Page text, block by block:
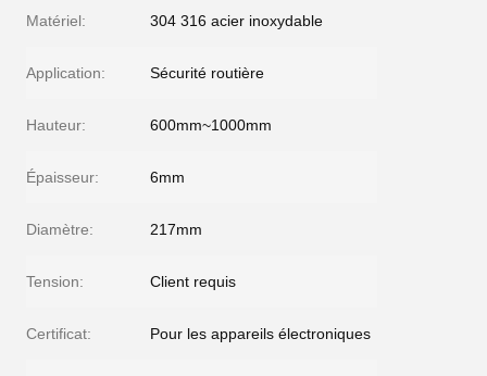
Matériel: 304 316 acier inoxydable
Application: Sécurité routière
Hauteur: 600mm~1000mm
Épaisseur: 6mm
Diamètre: 217mm
Tension: Client requis
Certificat: Pour les appareils électroniques